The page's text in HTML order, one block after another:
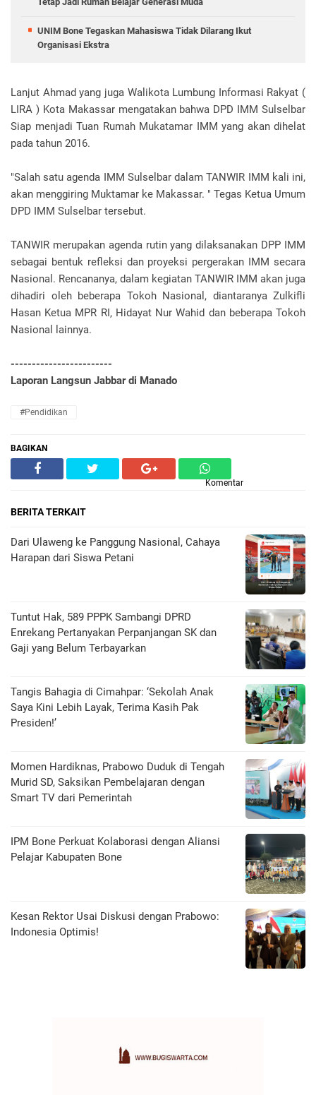
UNIM Bone Tegaskan Mahasiswa Tidak Dilarang Ikut
Organisasi Ekstra
Lanjut Ahmad yang juga Walikota Lumbung Informasi Rakyat (
LIRA ) Kota Makassar mengatakan bahwa DPD IMM Sulselbar
Siap menjadi Tuan Rumah Mukatamar IMM yang akan dihelat
pada tahun 2016.
"Salah satu agenda IMM Sulselbar dalam TANWIR IMM kali ini,
akan menggiring Muktamar ke Makassar. " Tegas Ketua Umum
DPD IMM Sulselbar tersebut.
TANWIR merupakan agenda rutin yang dilaksanakan DPP IMM
sebagai bentuk refleksi dan proyeksi pergerakan IMM secara
Nasional. Rencananya, dalam kegiatan TANWIR IMM akan juga
dihadiri oleh beberapa Tokoh Nasional, diantaranya Zulkifli
Hasan Ketua MPR RI, Hidayat Nur Wahid dan beberapa Tokoh
Nasional lainnya.
------------------------
Laporan Langsun Jabbar di Manado
#Pendidikan
BAGIKAN
Komentar
BERITA TERKAIT
Dari Ulaweng ke Panggung Nasional, Cahaya
Harapan dari Siswa Petani
Tuntut Hak, 589 PPPK Sambangi DPRD
Enrekang Pertanyakan Perpanjangan SK dan
Gaji yang Belum Terbayarkan
Tangis Bahagia di Cimahpar: ‘Sekolah Anak
Saya Kini Lebih Layak, Terima Kasih Pak
Presiden!’
Momen Hardiknas, Prabowo Duduk di Tengah
Murid SD, Saksikan Pembelajaran dengan
Smart TV dari Pemerintah
IPM Bone Perkuat Kolaborasi dengan Aliansi
Pelajar Kabupaten Bone
Kesan Rektor Usai Diskusi dengan Prabowo:
Indonesia Optimis!